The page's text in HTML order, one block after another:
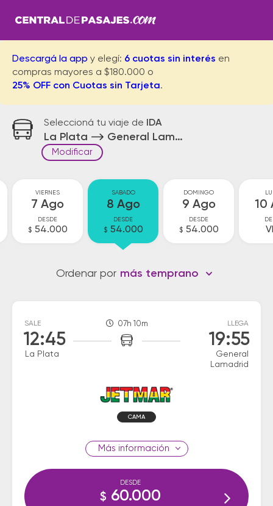
Descargá la app y elegí: 6 cuotas sin interés en
compras mayores a $180.000 o
25% OFF con Cuotas sin Tarjeta.
Seleccioná tu viaje de IDA
La Plata General Lamadrid
Modificar
VIERNES
7 Ago
DESDE
$ 54.000
SABADO
8 Ago
DESDE
$ 54.000
DOMINGO
9 Ago
DESDE
$ 54.000
10
Ordenar por más temprano
SALE
12:45
La Plata
07h 10m LLEGA
19:55
General
Lamadrid
CAMA
información
DESDE
$ 60.000